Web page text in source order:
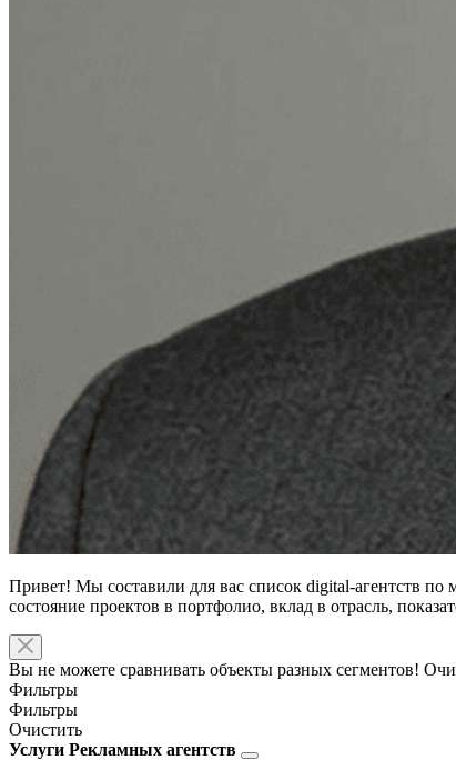
Привет! Мы составили для вас список digital-агентств по
состояние проектов в портфолио, вклад в отрасль,
Вы не можете сравнивать объекты разных сегментов!
Фильтры
Фильтры
Очистить
Услуги Рекламных агентств